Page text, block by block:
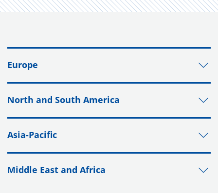
Europe
North and South America
Asia-Pacific
Middle East and Africa